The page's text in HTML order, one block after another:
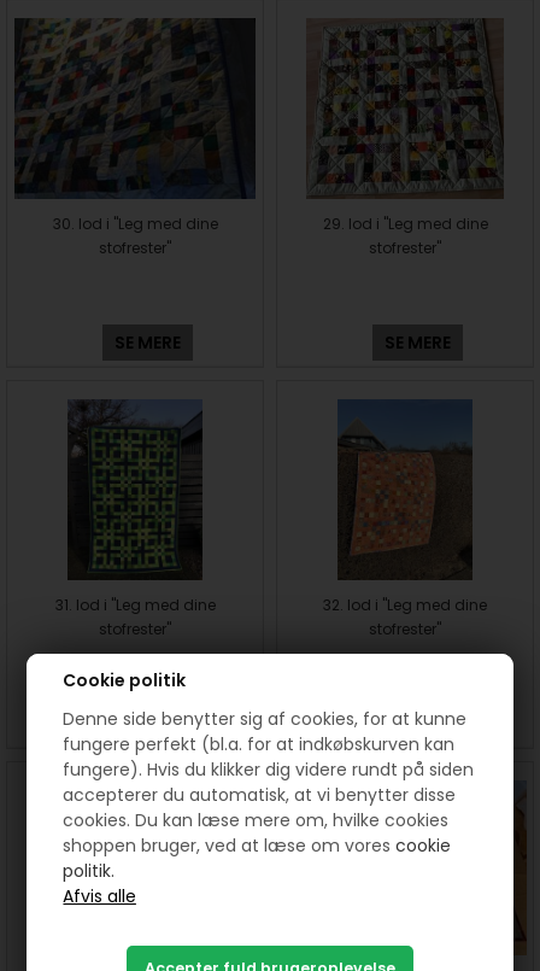
Cookie politik
Denne side benytter sig af cookies, for at kunne
fungere perfekt (bl.a. for at indkøbskurven kan
fungere). Hvis du klikker dig videre rundt på siden
accepterer du automatisk, at vi benytter disse
cookies. Du kan læse mere om, hvilke cookies
shoppen bruger, ved at læse om vorescookie
politik.
30. lod i "Leg med dine
stofrester"
SE MERE
29. lod i "Leg med dine
stofrester"
SE MERE
31. lod i "Leg med dine
stofrester"
SE MERE
32. lod i "Leg med dine
stofrester"
SE MERE